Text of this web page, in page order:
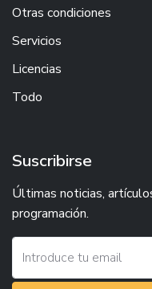
Otras condiciones
Servicios
Licencias
Todo
Suscribirse
Últimas noticias,
programación.